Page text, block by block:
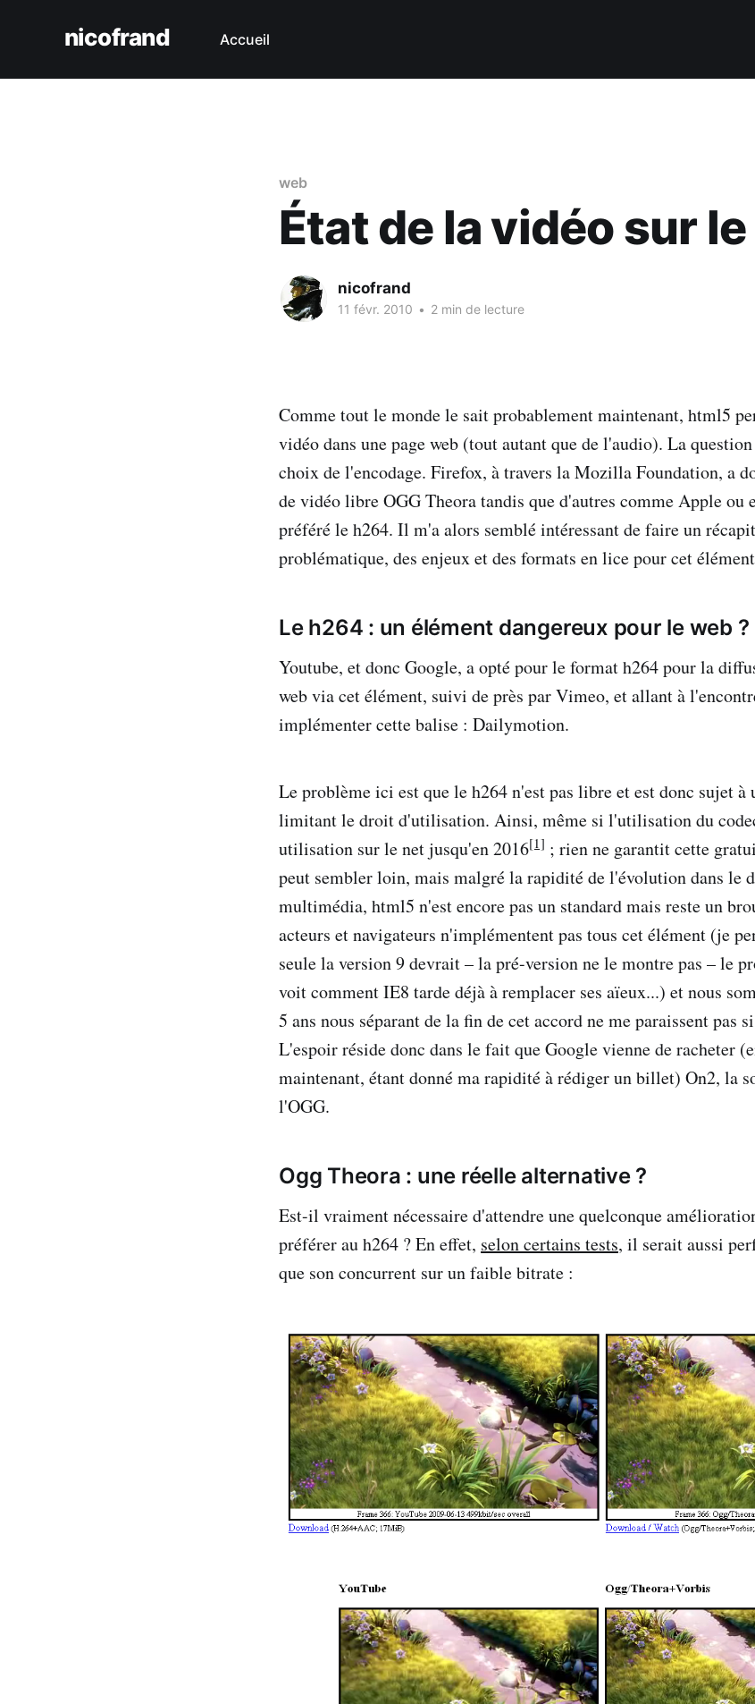
nicofrand Accueil
web
État de la vidéo sur
nicofrand
11 févr. 2010 • 2 min de lecture
Comme tout le monde le sait probablement maintenant, html5
vidéo dans une page web (tout autant que de l'audio). La
choix de l'encodage. Firefox, à travers la Mozilla Foundation, a
de vidéo libre OGG Theora tandis que d'autres comme Apple ou
préféré le h264. Il m'a alors semblé intéressant de faire un
problématique, des enjeux et des formats en lice pour cet
Le h264 : un élément dangereux pour le web ?
Youtube, et donc Google, a opté pour le format h264 pour la
web via cet élément, suivi de près par Vimeo, et allant à
implémenter cette balise : Dailymotion.
Le problème ici est que le h264 n'est pas libre et est donc sujet
limitant le droit d'utilisation. Ainsi, même si l'utilisation du
utilisation sur le net jusqu'en 2016[1] ; rien ne garantit cette
peut sembler loin, mais malgré la rapidité de l'évolution dans le
multimédia, html5 n'est encore pas un standard mais reste un
acteurs et navigateurs n'implémentent pas tous cet élément (je
seule la version 9 devrait – la pré-version ne le montre pas – le
voit comment IE8 tarde déjà à remplacer ses aïeux...) et nous
5 ans nous séparant de la fin de cet accord ne me paraissent pas
L'espoir réside donc dans le fait que Google vienne de racheter
maintenant, étant donné ma rapidité à rédiger un billet) On2, la
l'OGG.
Ogg Theora : une réelle alternative ?
Est-il vraiment nécessaire d'attendre une quelconque
préférer au h264 ? En effet, selon certains tests, il serait aussi
que son concurrent sur un faible bitrate :